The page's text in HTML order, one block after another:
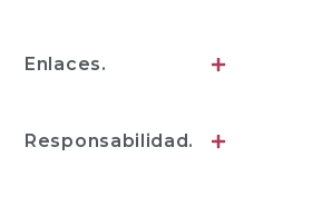
Enlaces.
Responsabilidad.